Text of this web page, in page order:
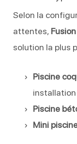
Selon la
attentes,
solution la plus
Piscine
Piscine
Mini